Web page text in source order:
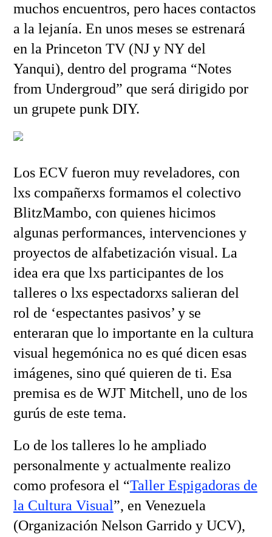
muchos encuentros, pero haces contactos
a la lejanía. En unos meses se estrenará
en la Princeton TV (NJ y NY del
Yanqui), dentro del programa “Notes
from Undergroud” que será dirigido por
un grupete punk DIY.
Los ECV fueron muy reveladores, con
lxs compañerxs formamos el colectivo
BlitzMambo, con quienes hicimos
algunas performances, intervenciones y
proyectos de alfabetización visual. La
idea era que lxs participantes de los
talleres o lxs espectadorxs salieran del
rol de ‘espectantes pasivos’ y se
enteraran que lo importante en la cultura
visual hegemónica no es qué dicen esas
imágenes, sino qué quieren de ti. Esa
premisa es de WJT Mitchell, uno de los
gurús de este tema.
Lo de los talleres lo he ampliado
personalmente y actualmente realizo
como profesora el “Taller Espigadoras de
la Cultura Visual”, en Venezuela
(Organización Nelson Garrido y UCV),